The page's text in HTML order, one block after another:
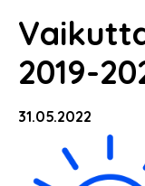
2019-
31.05.2022